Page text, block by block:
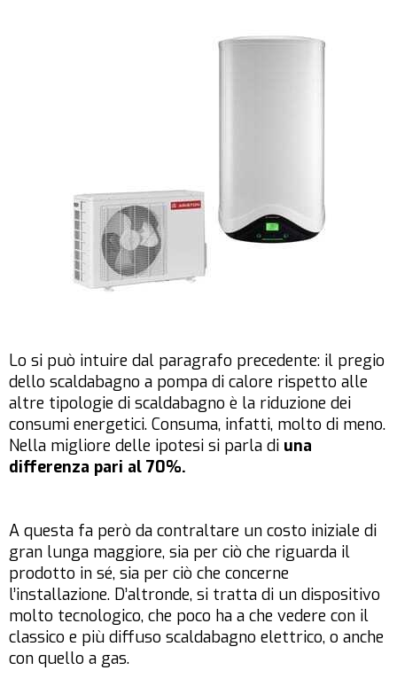
Lo si può intuire dal paragrafo precedente: il pregio
dello scaldabagno a pompa di calore rispetto alle
altre tipologie di scaldabagno è la riduzione dei
consumi energetici. Consuma, infatti, molto di meno.
Nella migliore delle ipotesi si parla di una
differenza pari al 70%.
A questa fa però da contraltare un costo iniziale di
gran lunga maggiore, sia per ciò che riguarda il
prodotto in sé, sia per ciò che concerne
l’installazione. D’altronde, si tratta di un dispositivo
molto tecnologico, che poco ha a che vedere con il
classico e più diffuso scaldabagno elettrico, o anche
con quello a gas.